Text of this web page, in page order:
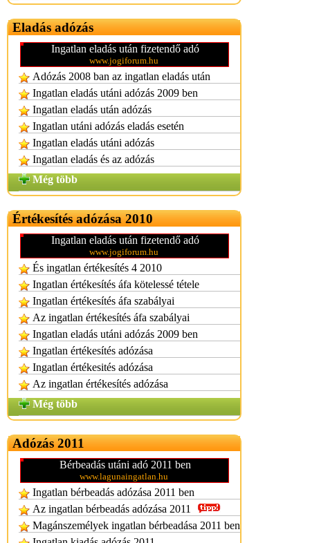
Eladás adózás
Ingatlan eladás után fizetendő adó
www.jogiforum.hu
Adózás 2008 ban az ingatlan eladás után
Ingatlan eladás utáni adózás 2009 ben
Ingatlan eladás után adózás
Ingatlan utáni adózás eladás esetén
Ingatlan eladás utáni adózás
Ingatlan eladás és az adózás
Még több
Értékesítés adózása 2010
Ingatlan eladás után fizetendő adó
www.jogiforum.hu
És ingatlan értékesítés 4 2010
Ingatlan értékesítés áfa kötelessé tétele
Ingatlan értékesítés áfa szabályai
Az ingatlan értékesítés áfa szabályai
Ingatlan eladás utáni adózás 2009 ben
Ingatlan értékesítés adózása
Ingatlan értékesités adózása
Az ingatlan értékesítés adózása
Még több
Adózás 2011
Bérbeadás utáni adó 2011 ben
www.lagunaingatlan.hu
Ingatlan bérbeadás adózása 2011 ben
Az ingatlan bérbeadás adózása 2011
Magánszemélyek ingatlan bérbeadása 2011 ben